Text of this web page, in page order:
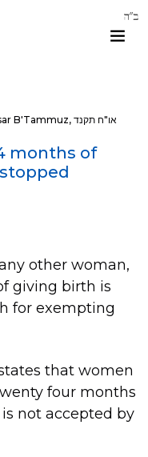
B'Tammuz, או"ח תקנד
months of
other woman,
giving birth is
for exempting
that women
four months
is not accepted by